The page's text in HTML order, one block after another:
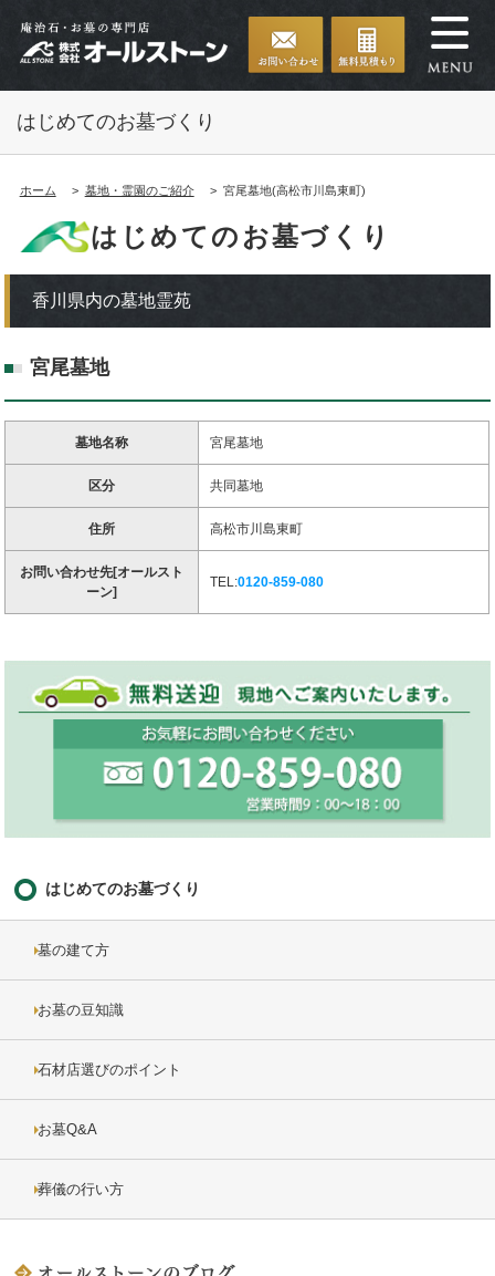
はじめてのお墓づくり
ホーム 墓地・霊園のご紹介 宮尾墓地(高松市川島東町)
はじめてのお墓づくり
香川県内の墓地霊苑
宮尾墓地
墓地名称 宮尾墓地
区分 共同墓地
住所 高松市川島東町
お問い合わせ先[オールスト
ーン]
TEL:0120-859-080
はじめてのお墓づくり
墓の建て方
お墓の豆知識
石材店選びのポイント
お墓Q&A
葬儀の行い方